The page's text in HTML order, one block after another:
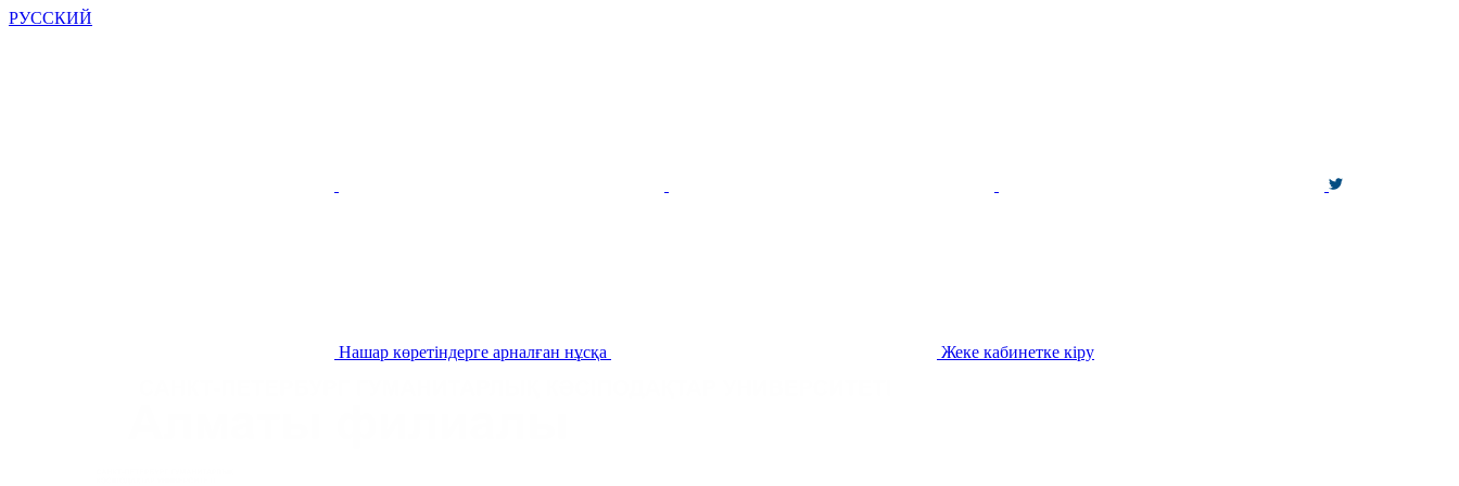
РУССКИЙ
Нашар көретіндерге арналған нұсқа Жеке кабинетке кіру